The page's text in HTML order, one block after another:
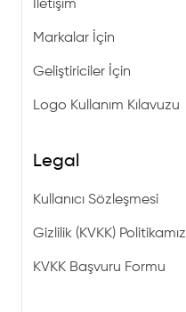
İletişim
Markalar İçin
Geliştiriciler İçin
Logo Kullanım Kılavuzu
Legal
Kullanıcı Sözleşmesi
Gizlilik (KVKK) Politikamız
KVKK Başvuru Formu